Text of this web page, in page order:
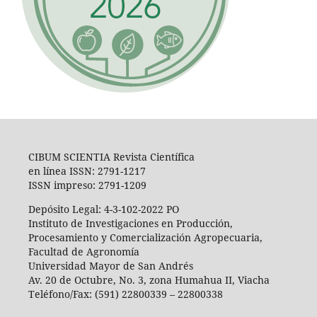
CIBUM SCIENTIA Revista Científica
en línea ISSN: 2791-1217
ISSN impreso: 2791-1209
Depósito Legal: 4-3-102-2022 PO
Instituto de Investigaciones en Producción,
Procesamiento y Comercialización Agropecuaria,
Facultad de Agronomía
Universidad Mayor de San Andrés
Av. 20 de Octubre, No. 3, zona Humahua II, Viacha
Teléfono/Fax: (591) 22800339 – 22800338